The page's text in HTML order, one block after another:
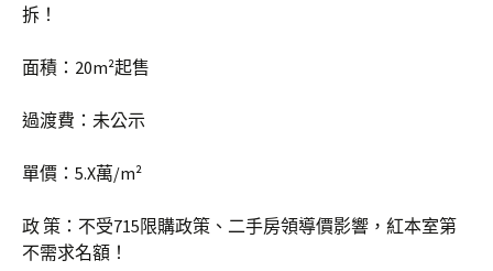
拆！
面積：20m²起售
過渡費：未公示
單價：5.X萬/m²
政 策：不受715限購政策、二手房領導價影響，紅本室第
不需求名額！